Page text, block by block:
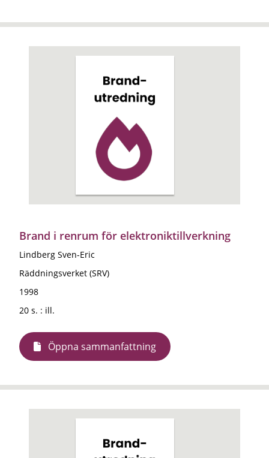
Brand i renrum för elektroniktillverkning
Lindberg Sven-Eric
Räddningsverket (SRV)
1998
20 s. : ill.
Öppna sammanfattning